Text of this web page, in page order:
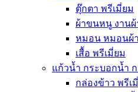
ตุ๊กตา พรีเมี่ยม
ผ้าขนหนู งานผ้
หมอน หมอนผ้
เสื้อ พรีเมี่ยม
แก้วน้ำ กระบอกน้ำ
กล่องข้าว พรีเ